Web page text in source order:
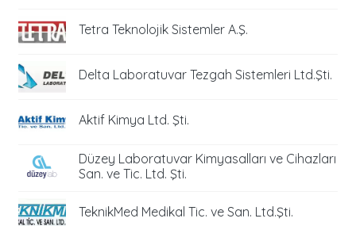
Tetra Teknolojik Sistemler A.Ş.
Delta Laboratuvar Tezgah Sistemleri Ltd.Şti.
Aktif Kimya Ltd. Şti.
Düzey Laboratuvar Kimyasalları ve Cihazları
San. ve Tic. Ltd. Şti.
TeknikMed Medikal Tic. ve San. Ltd.Şti.